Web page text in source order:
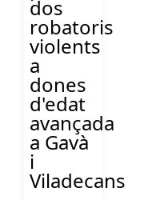
dos
robatoris
violents
a
dones
d'edat
avançada
a Gavà
i
Viladecans